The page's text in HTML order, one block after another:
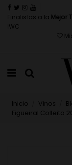
Finalistas a la Mejor
IWC
Inicio Vinos
Figueiral Colleita